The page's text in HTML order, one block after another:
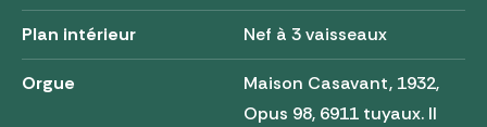
Plan intérieur Nef à 3 vaisseaux
Orgue
Maison Casavant, 1932,
Opus 98, 6911 tuyaux. Il